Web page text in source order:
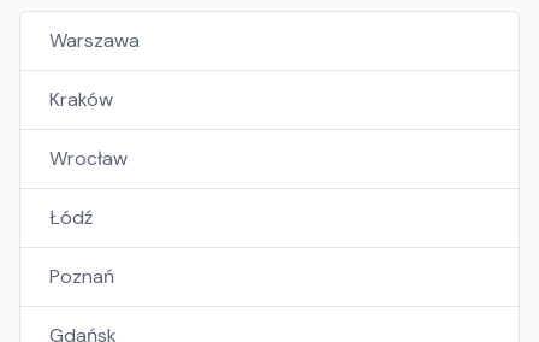
Warszawa
Kraków
Wrocław
Łódź
Poznań
Gdańsk